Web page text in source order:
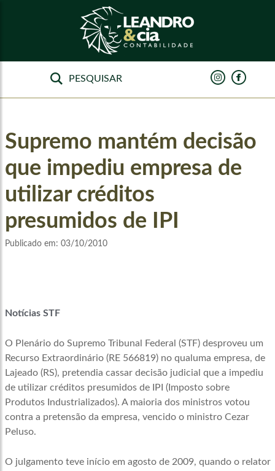
Supremo mantém decisão
que impediu empresa de
utilizar créditos
presumidos de IPI
Publicado em: 03/10/2010
Notícias STF
O Plenário do Supremo Tribunal Federal (STF) desproveu um
Recurso Extraordinário (RE 566819) no qualuma empresa, de
Lajeado (RS), pretendia cassar decisão judicial que a impediu
de utilizar créditos presumidos de IPI (Imposto sobre
Produtos Industrializados). A maioria dos ministros votou
contra a pretensão da empresa, vencido o ministro Cezar
Peluso.
O julgamento teve início em agosto de 2009, quando o relator